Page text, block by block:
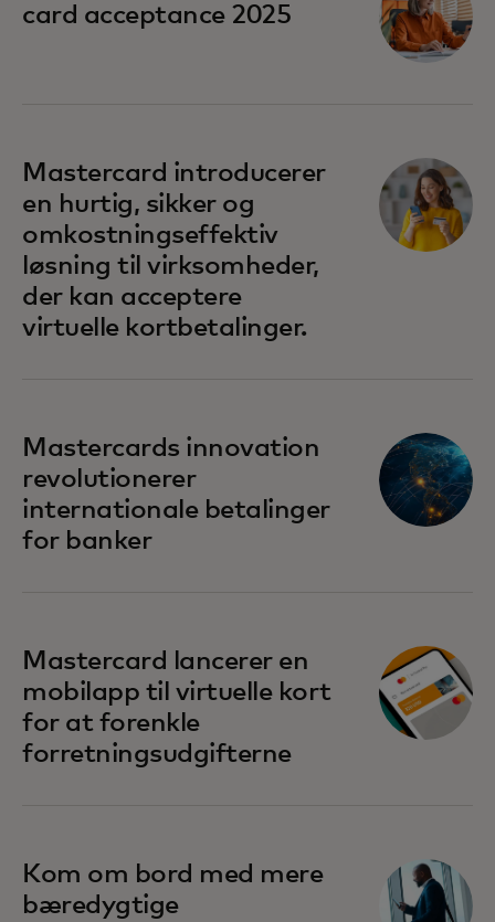
card acceptance 2025
Mastercard introducerer
en hurtig, sikker og
omkostningseffektiv
løsning til virksomheder,
der kan acceptere
virtuelle kortbetalinger.
Mastercards innovation
revolutionerer
internationale betalinger
for banker
Mastercard lancerer en
mobilapp til virtuelle kort
for at forenkle
forretningsudgifterne
Kom om bord med mere
bæredygtige